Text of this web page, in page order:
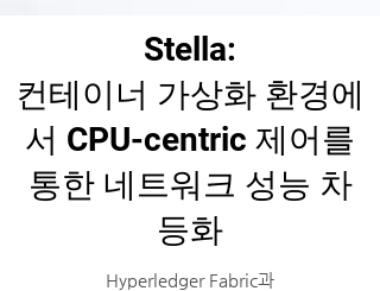
Stella:
컨테이너 가상화 환경에
서 CPU-centric 제어를
통한 네트워크 성능 차
등화
Hyperledger Fabric과